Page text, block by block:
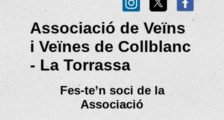
Associació de Veïns
i Veïnes de Collblanc
- La Torrassa
Fes-te’n soci de la
Associació